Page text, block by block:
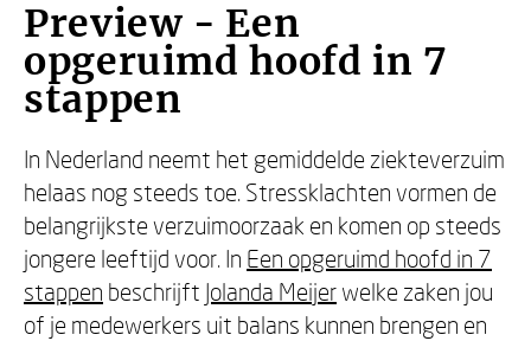
Preview - Een
opgeruimd hoofd in 7
stappen
In Nederland neemt het gemiddelde ziekteverzuim
helaas nog steeds toe. Stressklachten vormen de
belangrijkste verzuimoorzaak en komen op steeds
jongere leeftijd voor. In Een opgeruimd hoofd in 7
stappen beschrijft Jolanda Meijer welke zaken jou
of je medewerkers uit balans kunnen brengen en